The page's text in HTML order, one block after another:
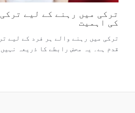
ترکی میں رہنے کے لیے
کی اہمیت
ترکی میں رہنے والے ہر فرد کے لیے
قدم ہے۔ یہ محض رابطے کا ذریعہ